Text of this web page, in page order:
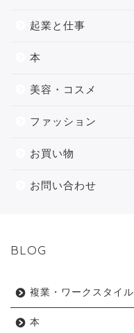
起業と仕事
本
美容・コスメ
ファッション
お買い物
お問い合わせ
BLOG
複業・ワークスタイル
本